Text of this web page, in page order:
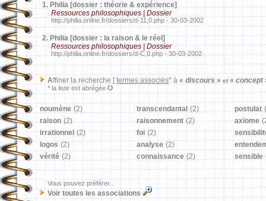
1. Philia [dossier : théorie & expérience]
Ressources philosophiques | Dossier
http://philia.online.fr/dossiers/d-11,0.php - 30-03-2002
2. Philia [dossier : la raison & le réel]
Ressources philosophiques | Dossier
http://philia.online.fr/dossiers/d-C,0.php - 30-03-2002
Affiner la recherche [ termes associés* à « discours » et « concept
* la liste est abrégée
noumène (2) transcendantal (2) postulat
raison (2) raisonnement (2) axiome
irrationnel (2) foi (2)
logos (2) analyse (2)
vérité (2) connaissance (2) sensible
Vous pouvez préférer...
Voir toutes les associations